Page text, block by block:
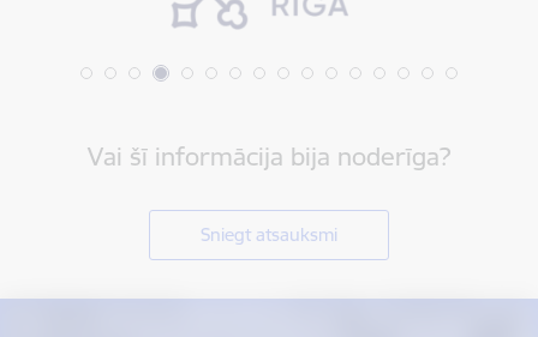
Vai šī informācija bija noderīga?
Sniegt atsauksmi